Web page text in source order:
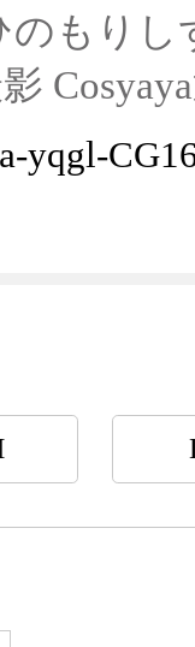
のもりし
yqgl-